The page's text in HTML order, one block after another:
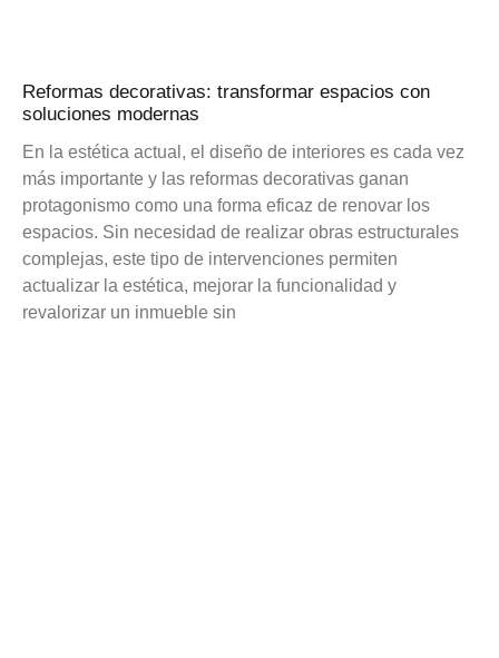
Reformas decorativas: transformar espacios con
soluciones modernas
En la estética actual, el diseño de interiores es cada vez
más importante y las reformas decorativas ganan
protagonismo como una forma eficaz de renovar los
espacios. Sin necesidad de realizar obras estructurales
complejas, este tipo de intervenciones permiten
actualizar la estética, mejorar la funcionalidad y
revalorizar un inmueble sin